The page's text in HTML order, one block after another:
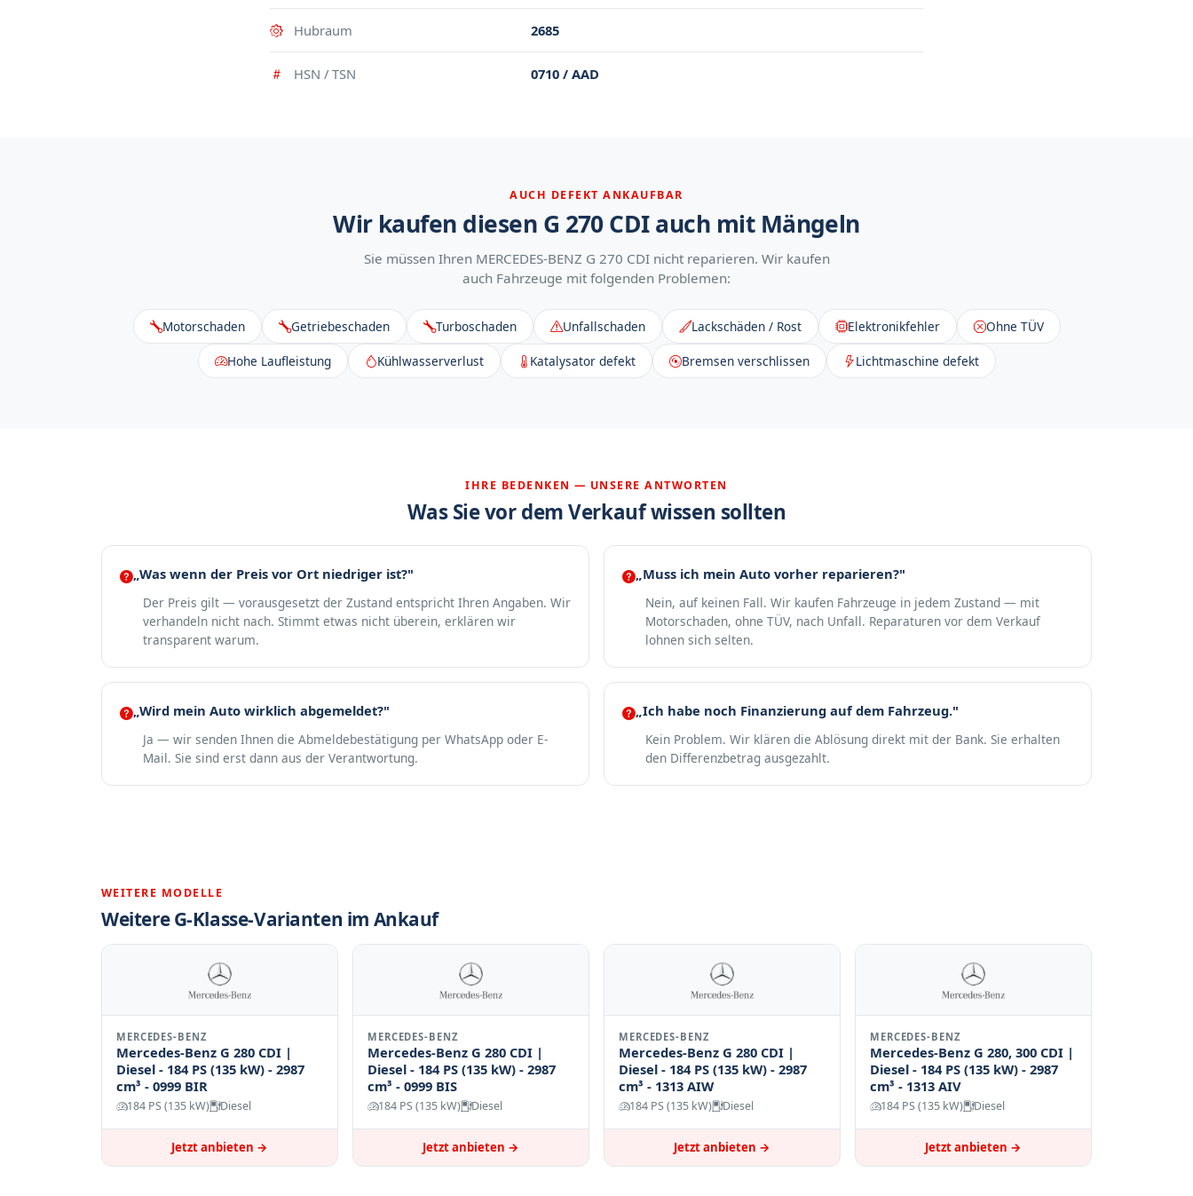
Hubraum 2685
HSN / TSN 0710 / AAD
AUCH DEFEKT ANKAUFBAR
Wir kaufen diesen G 270 CDI auch mit Mängeln
Sie müssen Ihren MERCEDES-BENZ G 270 CDI nicht reparieren. Wir kaufen
auch Fahrzeuge mit folgenden Problemen:
Motorschaden Getriebeschaden Turboschaden Unfallschaden Lackschäden / Rost Elektronikfehler Ohne TÜV
Hohe Laufleistung Kühlwasserverlust Katalysator defekt Bremsen verschlissen Lichtmaschine defekt
IHRE BEDENKEN — UNSERE ANTWORTEN
Was Sie vor dem Verkauf wissen sollten
„Was wenn der Preis vor Ort niedriger ist?"
Der Preis gilt — vorausgesetzt der Zustand entspricht Ihren Angaben. Wir
verhandeln nicht nach. Stimmt etwas nicht überein, erklären wir
transparent warum.
„Muss ich mein Auto vorher reparieren?"
Nein, auf keinen Fall. Wir kaufen Fahrzeuge in jedem Zustand — mit
Motorschaden, ohne TÜV, nach Unfall. Reparaturen vor dem Verkauf
lohnen sich selten.
„Wird mein Auto wirklich abgemeldet?"
Ja — wir senden Ihnen die Abmeldebestätigung per WhatsApp oder E-
Mail. Sie sind erst dann aus der Verantwortung.
„Ich habe noch Finanzierung auf dem Fahrzeug."
Kein Problem. Wir klären die Ablösung direkt mit der Bank. Sie erhalten
den Differenzbetrag ausgezahlt.
WEITERE MODELLE
Weitere G-Klasse-Varianten im Ankauf
MERCEDES-BENZ
Mercedes-Benz G 280 CDI |
Diesel - 184 PS (135 kW) - 2987
cm³ - 0999 BIR
184 PS (135 kW) Diesel
Jetzt anbieten →
MERCEDES-BENZ
Mercedes-Benz G 280 CDI |
Diesel - 184 PS (135 kW) - 2987
cm³ - 0999 BIS
184 PS (135 kW) Diesel
Jetzt anbieten →
MERCEDES-BENZ
Mercedes-Benz G 280 CDI |
Diesel - 184 PS (135 kW) - 2987
cm³ - 1313 AIW
184 PS (135 kW) Diesel
Jetzt anbieten →
MERCEDES-BENZ
Mercedes-Benz G 280, 300 CDI |
Diesel - 184 PS (135 kW) - 2987
cm³ - 1313 AIV
184 PS (135 kW) Diesel
Jetzt anbieten →